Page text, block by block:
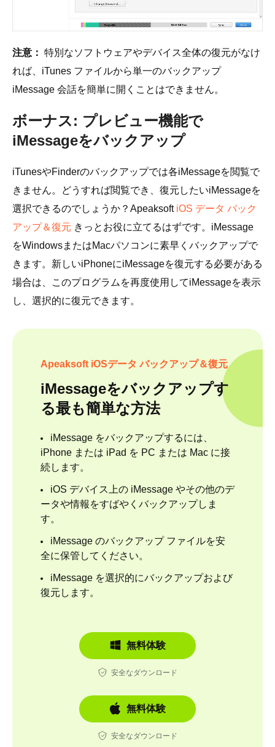
注意： 特別なソフトウェアやデバイス全体の復元がなけ
れば、iTunes ファイルから単一のバックアップ
iMessage 会話を簡単に開くことはできません。
ボーナス: プレビュー機能で
iMessageをバックアップ
iTunesやFinderのバックアップでは各iMessageを閲覧で
きません。どうすれば閲覧でき、復元したいiMessageを
選択できるのでしょうか？Apeaksoft iOS データ バック
アップ＆復元 きっとお役に立てるはずです。iMessage
をWindowsまたはMacパソコンに素早くバックアップで
きます。新しいiPhoneにiMessageを復元する必要がある
場合は、このプログラムを再度使用してiMessageを表示
し、選択的に復元できます。
Apeaksoft iOSデータ バックアップ＆復元
iMessageをバックアップす
る最も簡単な方法
iMessage をバックアップするには、
iPhone または iPad を PC または Mac に接
続します。
iOS デバイス上の iMessage やその他のデ
ータや情報をすばやくバックアップしま
す。
iMessage のバックアップ ファイルを安
全に保管してください。
iMessage を選択的にバックアップおよび
復元します。
無料体験
安全なダウンロード
無料体験
安全なダウンロード